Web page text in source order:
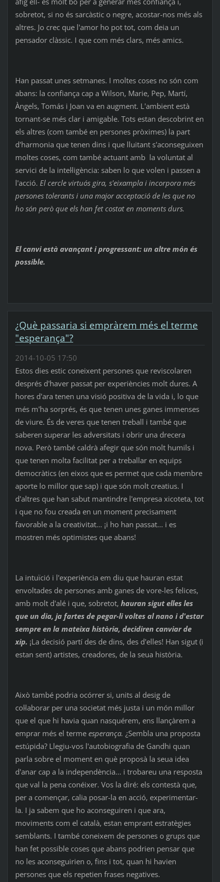
sobretot, si no és sarcàstic o negre, acostar-nos més als
altres. Jo crec que l'amor ho pot tot, com deia un
pensador clàssic. I que com més clars, més amics.
Han passat unes setmanes. I moltes coses no són com
abans: la confiança cap a Wilson, Marie, Pep, Martí,
Àngels, Tomás i Joan va en augment. L'ambient està
tornant-se més clar i amigable. Tots estan descobrint en
els altres (com també en persones pròximes) la part
d'harmonia que tenen dins i que lluitant s'aconseguixen
moltes coses, com també actuant amb la voluntat al
servici de la intel·ligència: saben lo que volen i passen a
l'acció. El cercle virtuós gira, s'eixampla i incorpora més
persones tolerants i una major acceptació de les que no
ho són però que els han fet costat en moments durs.
El canvi està avançant i progressant: un altre món és
possible.
¿Què passaria si empràrem més el terme
"esperança"?
2014-10-05 17:50
Estos dies estic coneixent persones que reviscolaren
després d'haver passat per experiències molt dures. A
hores d'ara tenen una visió positiva de la vida i, lo que
més m'ha sorprés, és que tenen unes ganes immenses
de viure. És de veres que tenen treball i també que
saberen superar les adversitats i obrir una drecera
nova. Però també caldrà afegir que són molt humils i
que tenen molta facilitat per a treballar en equips
democràtics (en eixos que es permet que cada membre
aporte lo millor que sap) i que són molt creatius. I
d'altres que han sabut mantindre l'empresa xicoteta, tot
i que no fou creada en un moment precisament
favorable a la creativitat... ¡i ho han passat... i es
mostren més optimistes que abans!
La intuïció i l'experiència em diu que hauran estat
envoltades de persones amb ganes de vore-les felices,
amb molt d'alé i que, sobretot, hauran sigut elles les
que un dia, ja fartes de pegar-li voltes al nano i d'estar
sempre en la mateixa història, decidiren canviar de
xip. ¡La decisió partí des de dins, des d'elles! Han sigut (i
estan sent) artistes, creadores, de la seua història.
Això també podria ocórrer si, units al desig de
col·laborar per una societat més justa i un món millor
que el que hi havia quan nasquérem, ens llançàrem a
emprar més el terme esperança. ¿Sembla una proposta
estúpida? Llegiu-vos l'autobiografia de Gandhi quan
parla sobre el moment en què proposà la seua idea
d'anar cap a la independència... i trobareu una resposta
que val la pena conéixer. Vos la diré: els contestà que,
per a començar, calia posar-la en acció, experimentar-
la. I ja sabem que ho aconseguiren i que ara,
moviments com el català, estan emprant estratègies
semblants. I també coneixem de persones o grups que
han fet possible coses que abans podrien pensar que
no les aconseguirien o, fins i tot, quan hi havien
persones que els repetien frases negatives.